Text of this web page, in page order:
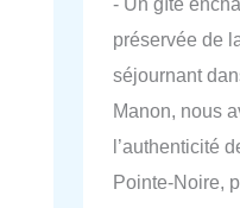
préservée de
séjournant
Manon, nous
l’authenticité
Pointe-Noire,